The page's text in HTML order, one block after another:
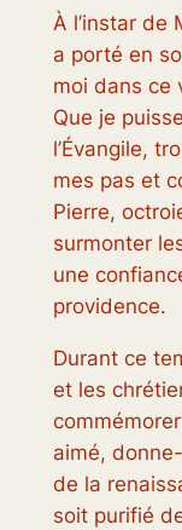
À l’instar de
a porté en
moi dans ce
Que je
l’Évangile,
mes pas et
Pierre,
surmonter
une
providence.
Durant ce
et les
aimé,
de la
soit purifié